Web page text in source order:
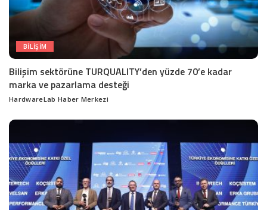
BILIŞIM
Bilişim sektörüne TURQUALITY’den yüzde 70’e kadar
marka ve pazarlama desteği
Posted
HardwareLab Haber Merkezi